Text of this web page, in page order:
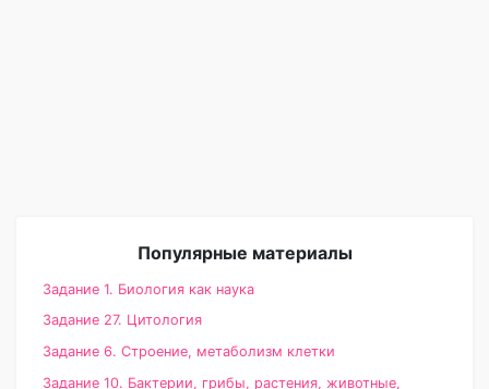
Популярные материалы
Задание 1. Биология как наука
Задание 27. Цитология
Задание 6. Строение, метаболизм клетки
Задание 10. Бактерии, грибы, растения, животные,